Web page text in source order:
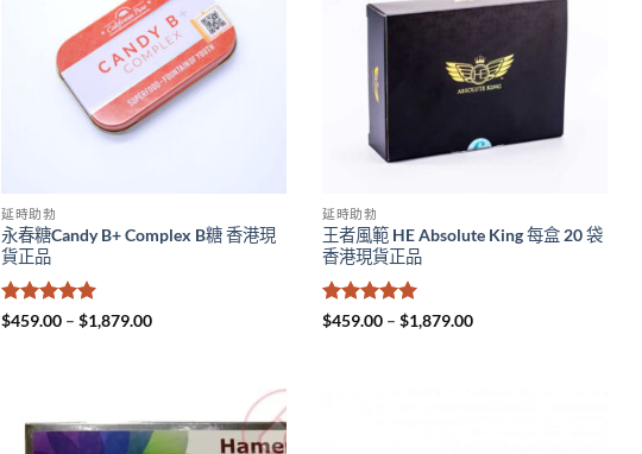
延時助勃
永春糖Candy B+ Complex B糖 香港現
貨正品
評分5滿
$459.00 – $1,879.00Price
延時助勃
王者風範 HE Absolute King 每盒 20 袋
香港現貨正品
評分5滿
$459.00 – $1,879.00Price